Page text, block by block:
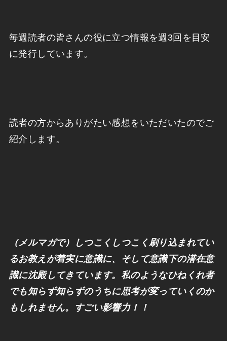
毎週読者の皆さんの役に立つ情報を週3回を目安
に発行しています。
読者の方からありがたい感想をいただいたのでご
紹介します。
（メルマガで）しつこくしつこく刷り込まれてい
るお教えが着実に意識に、
そして意識下の潜在意
識に沈殿してきています。 私のようなひねくれ者
でも知らず知らずのうちに思考が変っていくのか
もしれません。すごい影響力！！